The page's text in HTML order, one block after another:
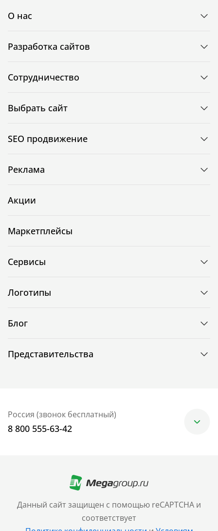
Данный сайт защищен с помощью reCAPTCHA и
соответствует
О нас
Разработка сайтов
Сотрудничество
Выбрать сайт
SEO продвижение
Реклама
Акции
Маркетплейсы
Сервисы
Логотипы
Блог
Представительства
Россия (звонок бесплатный)
8 800 555-63-42
+7 (499) 705-30-10
Санкт-Петербург
+7 (812) 600-77-33